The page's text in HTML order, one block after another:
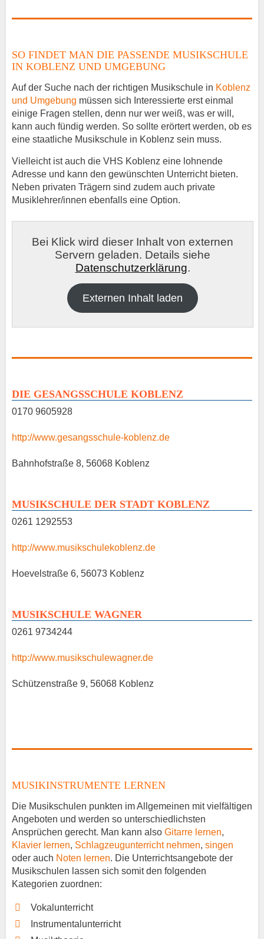
Gitarrenunterricht Koblenz
Musikschule in Koblenz Stellenangebote
Musikschulen Preise und Anmeldung
Musikschule Koblenz und Umgebung – Tag der
offenen Tür
SO FINDET MAN DIE PASSENDE MUSIKSCHULE
IN KOBLENZ UND UMGEBUNG
Auf der Suche nach der richtigen Musikschule in Koblenz
und Umgebung müssen sich Interessierte erst einmal
einige Fragen stellen, denn nur wer weiß, was er will,
kann auch fündig werden. So sollte erörtert werden, ob es
eine staatliche Musikschule in Koblenz sein muss.
Vielleicht ist auch die VHS Koblenz eine lohnende
Adresse und kann den gewünschten Unterricht bieten.
Neben privaten Trägern sind zudem auch private
Musiklehrer/innen ebenfalls eine Option.
Bei Klick wird dieser Inhalt von externen
Servern geladen. Details siehe
Datenschutzerklärung.
Externen Inhalt laden
DIE GESANGSSCHULE KOBLENZ
0170 9605928
http://www.gesangsschule-koblenz.de
Bahnhofstraße 8, 56068 Koblenz
MUSIKSCHULE DER STADT KOBLENZ
0261 1292553
http://www.musikschulekoblenz.de
Hoevelstraße 6, 56073 Koblenz
MUSIKSCHULE WAGNER
0261 9734244
http://www.musikschulewagner.de
Schützenstraße 9, 56068 Koblenz
MUSIKINSTRUMENTE LERNEN
Die Musikschulen punkten im Allgemeinen mit vielfältigen
Angeboten und werden so unterschiedlichsten
Ansprüchen gerecht. Man kann also Gitarre lernen,
Klavier lernen, Schlagzeugunterricht nehmen, singen
oder auch Noten lernen. Die Unterrichtsangebote der
Musikschulen lassen sich somit den folgenden
Kategorien zuordnen:
Vokalunterricht
Instrumentalunterricht